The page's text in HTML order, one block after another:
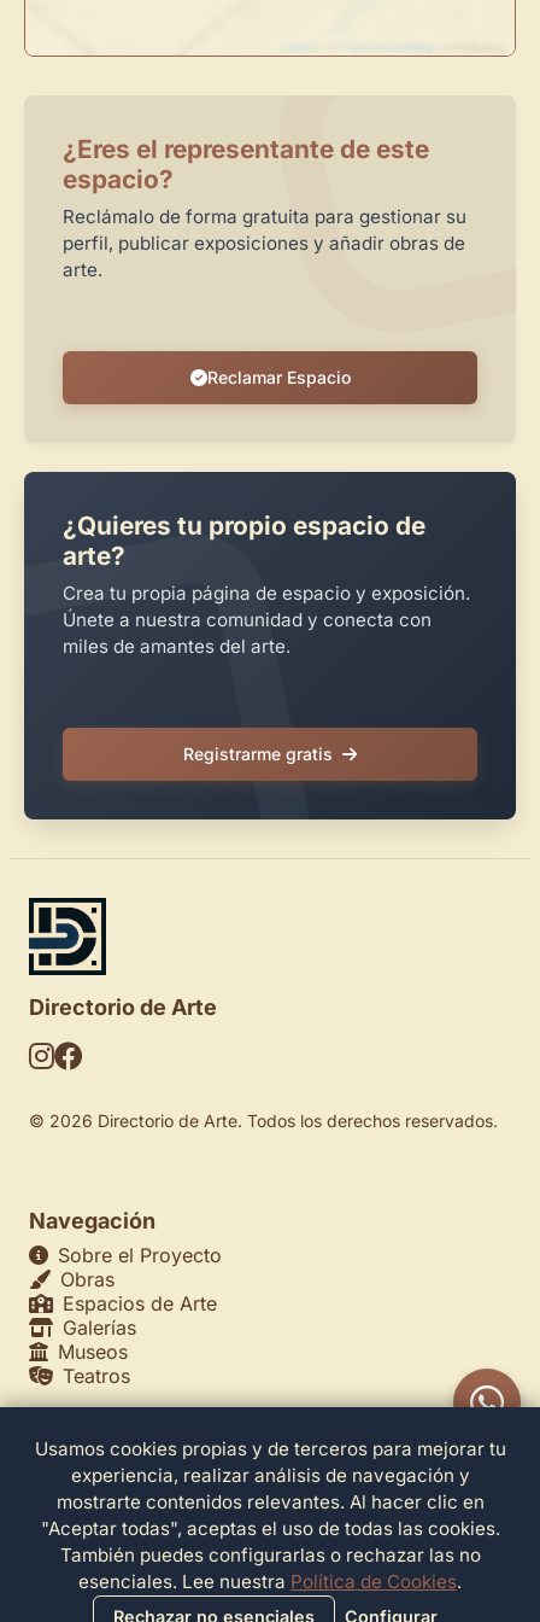
¿Eres el representante de este
espacio?
Reclámalo de forma gratuita para gestionar su
perfil, publicar exposiciones y añadir obras de
arte.
Reclamar Espacio
¿Quieres tu propio espacio de
arte?
Crea tu propia página de espacio y exposición.
Únete a nuestra comunidad y conecta con
miles de amantes del arte.
Registrarme gratis
Directorio de Arte
© 2026 Directorio de Arte. Todos los derechos reservados.
Navegación
Sobre el Proyecto
Obras
Espacios de Arte
Galerías
Museos
Teatros
Legales
Política de Privacidad
Política de Cookies
Configuración de Cookies
Términos de Servicio
Contacto
Usamos cookies propias y de terceros para mejorar tu
experiencia, realizar análisis de navegación y
mostrarte contenidos relevantes. Al hacer clic en
"Aceptar todas", aceptas el uso de todas las cookies.
También puedes configurarlas o rechazar las no
esenciales. Lee nuestra Política de Cookies.
Rechazar no esenciales Configurar